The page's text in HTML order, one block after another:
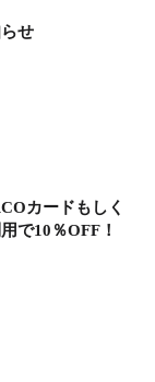
せ
カードもしく
で10％OFF！